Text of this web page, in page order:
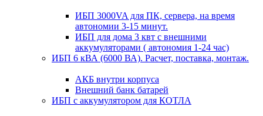
ИБП 3000VA для ПК, сервера, на время
автономии 3-15 минут.
ИБП для дома 3 квт с внешними
аккумуляторами ( автономия 1-24 час)
ИБП 6 кВА (6000 ВА). Расчет, поставка, монтаж.
АКБ внутри корпуса
Внешний банк батарей
ИБП с аккумулятором для КОТЛА